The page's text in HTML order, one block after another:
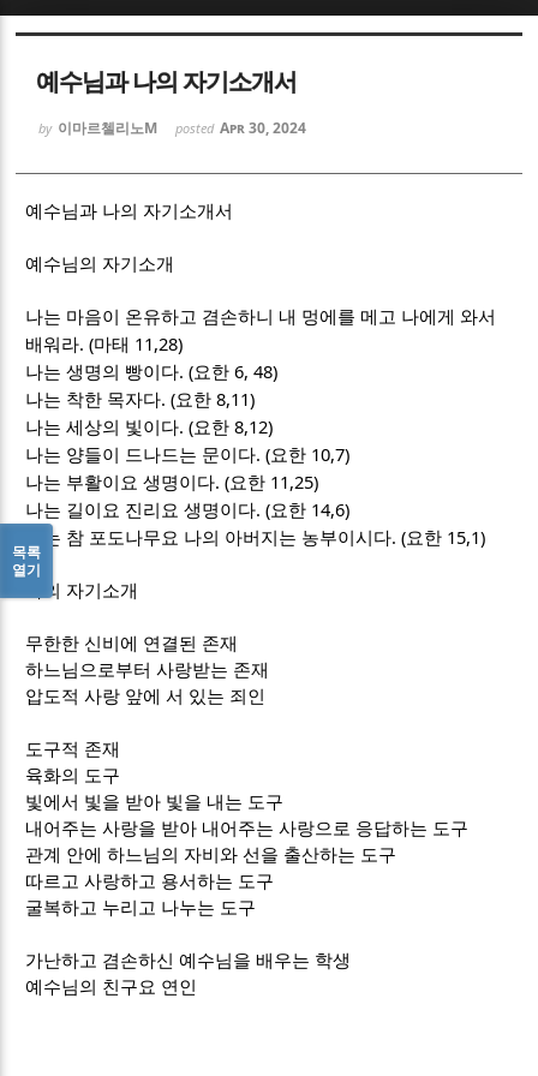
예수님과 나의 자기소개서
by 이마르첼리노M posted Apr 30, 2024
예수님과 나의 자기소개서
예수님의 자기소개
나는 마음이 온유하고 겸손하니 내 멍에를 메고 나에게 와서
배워라. (마태 11,28)
나는 생명의 빵이다. (요한6, 48)
나는 착한 목자다. (요한8,11)
나는 세상의 빛이다. (요한8,12)
나는 양들이 드나드는 문이다. (요한 10,7)
나는 부활이요 생명이다. (요한 11,25)
나는 길이요 진리요 생명이다. (요한 14,6)
나는 참 포도나무요 나의 아버지는 농부이시다. (요한 15,1)
나의 자기소개
무한한 신비에 연결된 존재
하느님으로부터 사랑받는 존재
압도적 사랑 앞에 서 있는 죄인
도구적 존재
육화의 도구
빛에서 빛을 받아 빛을 내는 도구
내어주는 사랑을 받아 내어주는 사랑으로 응답하는 도구
관계 안에 하느님의 자비와 선을 출산하는 도구
따르고 사랑하고 용서하는 도구
굴복하고 누리고 나누는 도구
가난하고 겸손하신 예수님을 배우는 학생
예수님의 친구요 연인
목록
열기
Sketchbook5, 스케치북5
Sketchbook5, 스케치북5
Sketchbook5, 스케치북5
Sketchbook5, 스케치북5